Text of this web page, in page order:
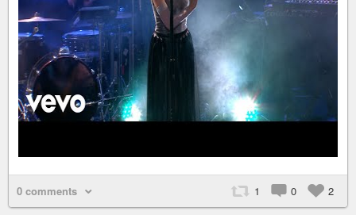
0 comments 1 0 2